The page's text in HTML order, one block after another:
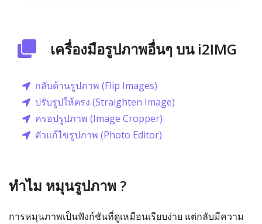
เครื่องมือรูปภาพอื่นๆ บน i2IMG
กลับด้านรูปภาพ (Flip Images)
ปรับรูปให้ตรง (Straighten Image)
ครอปรูปภาพ (Image Cropper)
ตัวแก้ไขรูปภาพ (Photo Editor)
ทำไม หมุนรูปภาพ ?
การหมุนภาพเป็นฟังก์ชันที่ดูเหมือนเรียบง่าย แต่กลับมีความ